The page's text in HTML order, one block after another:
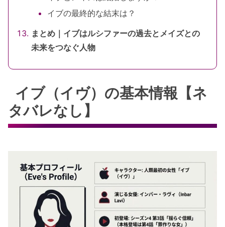
イブの最終的な結末は？
まとめ｜イブはルシファーの過去とメイズとの
未来をつなぐ人物
イブ（イヴ）の基本情報【ネ
タバレなし】